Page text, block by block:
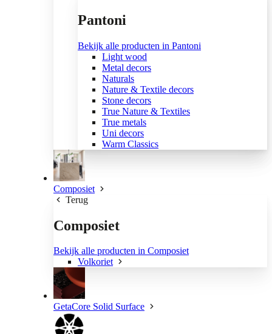
Pantoni
Bekijk alle producten in Pantoni
Light wood
Metal decors
Naturals
Nature & Textile decors
Stone decors
True Nature & Textiles
True metals
Uni decors
Warm Classics
Composiet
Terug
Composiet
Bekijk alle producten in Composiet
Volkoriet
GetaCore Solid Surface